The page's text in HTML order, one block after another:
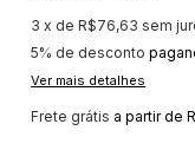
3 x deR$76,63 sem
5% de desconto
Ver mais detalhes
Frete grátis a partir de